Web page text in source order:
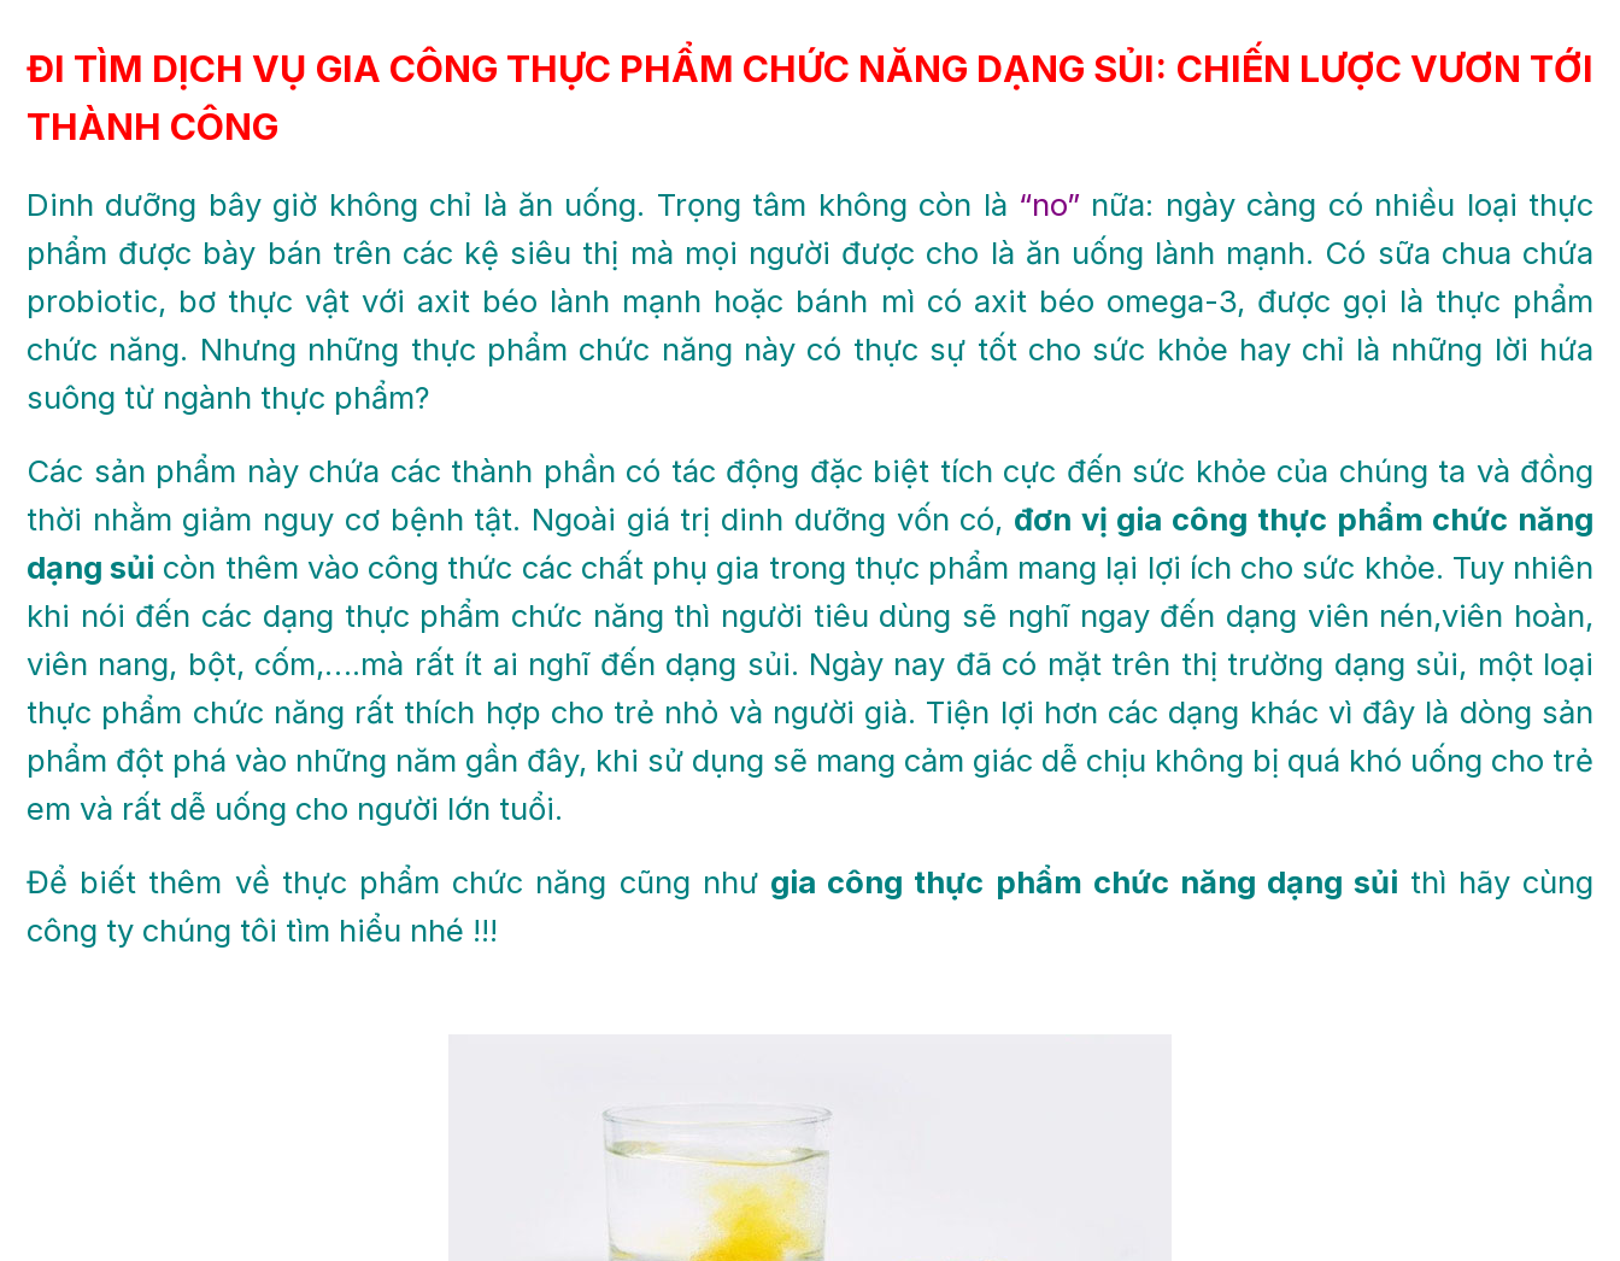
ĐI TÌM DỊCH VỤ GIA CÔNG THỰC PHẨM CHỨC NĂNG DẠNG SỦI: CHIẾN LƯỢC VƯƠN TỚI
THÀNH CÔNG
Dinh dưỡng bây giờ không chỉ là ăn uống. Trọng tâm không còn là “no” nữa: ngày càng có nhiều loại thực
phẩm được bày bán trên các kệ siêu thị mà mọi người được cho là ăn uống lành mạnh. Có sữa chua chứa
probiotic, bơ thực vật với axit béo lành mạnh hoặc bánh mì có axit béo omega-3, được gọi là thực phẩm
chức năng. Nhưng những thực phẩm chức năng này có thực sự tốt cho sức khỏe hay chỉ là những lời hứa
suông từ ngành thực phẩm?
Các sản phẩm này chứa các thành phần có tác động đặc biệt tích cực đến sức khỏe của chúng ta và đồng
thời nhằm giảm nguy cơ bệnh tật. Ngoài giá trị dinh dưỡng vốn có, đơn vị gia công thực phẩm chức năng
dạng sủi còn thêm vào công thức các chất phụ gia trong thực phẩm mang lại lợi ích cho sức khỏe. Tuy nhiên
khi nói đến các dạng thực phẩm chức năng thì người tiêu dùng sẽ nghĩ ngay đến dạng viên nén,viên hoàn,
viên nang, bột, cốm,….mà rất ít ai nghĩ đến dạng sủi. Ngày nay đã có mặt trên thị trường dạng sủi, một loại
thực phẩm chức năng rất thích hợp cho trẻ nhỏ và người già. Tiện lợi hơn các dạng khác vì đây là dòng sản
phẩm đột phá vào những năm gần đây, khi sử dụng sẽ mang cảm giác dễ chịu không bị quá khó uống cho trẻ
em và rất dễ uống cho người lớn tuổi.
Để biết thêm về thực phẩm chức năng cũng như gia công thực phẩm chức năng dạng sủi thì hãy cùng
công ty chúng tôi tìm hiểu nhé !!!